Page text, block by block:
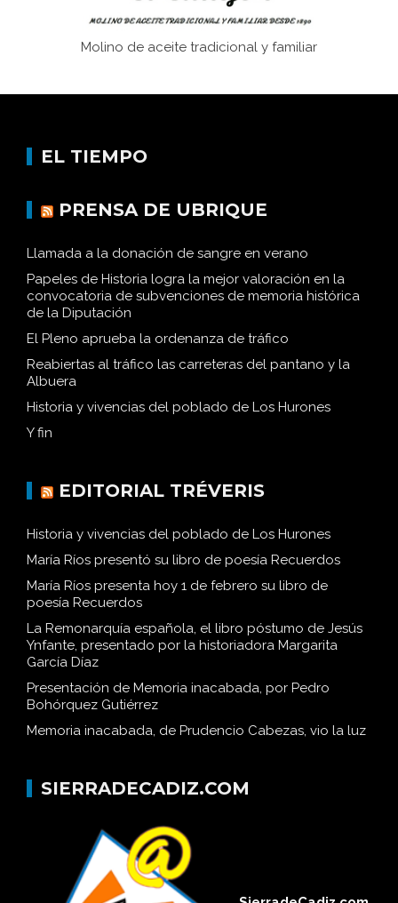
Molino de aceite tradicional y familiar
EL TIEMPO
PRENSA DE UBRIQUE
Llamada a la donación de sangre en verano
Papeles de Historia logra la mejor valoración en la
convocatoria de subvenciones de memoria histórica
de la Diputación
El Pleno aprueba la ordenanza de tráfico
Reabiertas al tráfico las carreteras del pantano y la
Albuera
Historia y vivencias del poblado de Los Hurones
Y fin
EDITORIAL TRÉVERIS
Historia y vivencias del poblado de Los Hurones
María Ríos presentó su libro de poesía Recuerdos
María Ríos presenta hoy 1 de febrero su libro de
poesía Recuerdos
La Remonarquía española, el libro póstumo de Jesús
Ynfante, presentado por la historiadora Margarita
García Díaz
Presentación de Memoria inacabada, por Pedro
Bohórquez Gutiérrez
Memoria inacabada, de Prudencio Cabezas, vio la luz
SIERRADECADIZ.COM